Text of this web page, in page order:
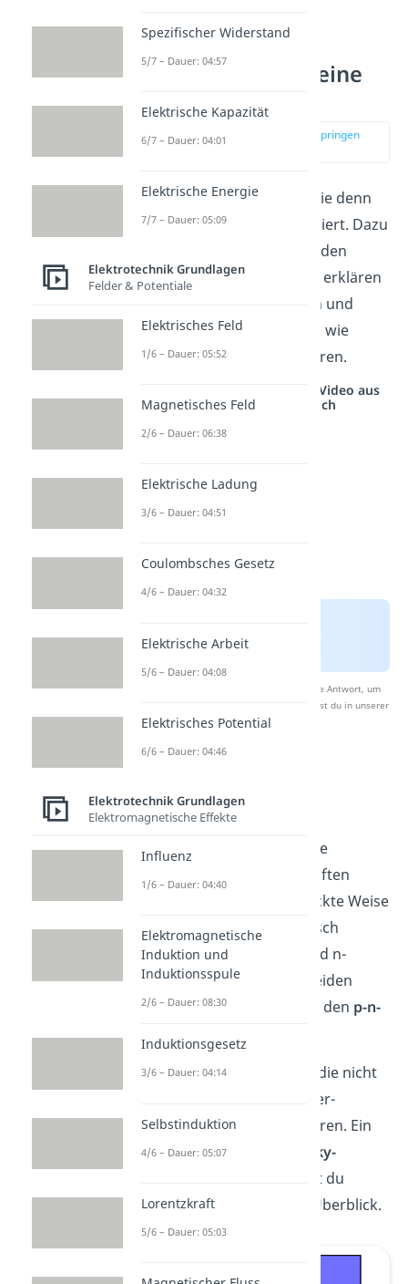
Wie funktioniert eine
Diode
zur Stelle im Video springen
(01:07)
Das führt uns zur Frage, wie denn
genau eine Diode funktioniert. Dazu
schauen wir uns zunächst den
schematischen Aufbau an, erklären
dir dann das Schaltzeichen und
besprechen am Ende kurz, wie
Dioden wirklich funktionieren.
Studyflix vernetzt: Hier ein Video aus
einem anderen Bereich
Nach Beantwortung speichern wir deine Antwort, um
Studyflix zu verbessern. Mehr dazu erfährst du in unserer
Datenschutzerklärung
Dioden sindHalbleiter
Bauelemente. Das heißt, sie
bekommen ihre Eigenschaften
daher, dass sie auf geschickte Weise
dotiert
werden. Schematisch
besteht sie aus einer p- und n-
dotierten Schicht. Diese beiden
dotierten Schichten bilden den p-n-
Es gibt aber auch Dioden, die nicht
auf einen solchen Halbleiter-
Halbleiter-Übergang basieren. Ein
Beispiel dafür sind
Schottky-
. Mehr dazu findest du
weiter unten in unserem Überblick.
Spezifischer Widerstand
5/7 – Dauer: 04:57
Elektrische Kapazität
6/7 – Dauer: 04:01
Elektrische Energie
7/7 – Dauer: 05:09
Elektrotechnik Grundlagen
Felder & Potentiale
Elektrisches Feld
1/6 – Dauer: 05:52
Magnetisches Feld
2/6 – Dauer: 06:38
Elektrische Ladung
3/6 – Dauer: 04:51
Coulombsches Gesetz
4/6 – Dauer: 04:32
Elektrische Arbeit
5/6 – Dauer: 04:08
Elektrisches Potential
6/6 – Dauer: 04:46
Elektrotechnik Grundlagen
Elektromagnetische Effekte
Influenz
1/6 – Dauer: 04:40
Elektromagnetische
Induktion und
Induktionsspule
2/6 – Dauer: 08:30
Induktionsgesetz
3/6 – Dauer: 04:14
Selbstinduktion
4/6 – Dauer: 05:07
Lorentzkraft
5/6 – Dauer: 05:03